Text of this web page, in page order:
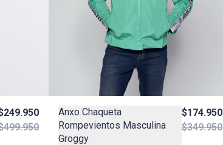
Anxo Chaqueta
Rompevientos Masculina
Groggy
$174.950
$349.950